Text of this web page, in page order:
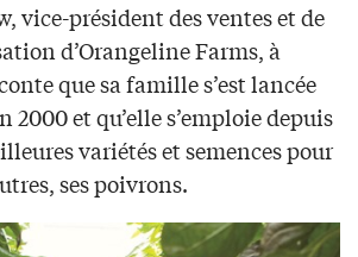
vice-président des ventes et de
d’Orangeline Farms, à
que sa famille s’est lancée
2000 et qu’elle s’emploie depuis
variétés et semences pour
ses poivrons.